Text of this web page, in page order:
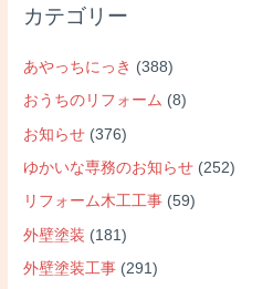
カテゴリー
あやっちにっき (388)
おうちのリフォーム (8)
お知らせ (376)
ゆかいな専務のお知らせ (252)
リフォーム木工工事 (59)
外壁塗装 (181)
外壁塗装工事 (291)